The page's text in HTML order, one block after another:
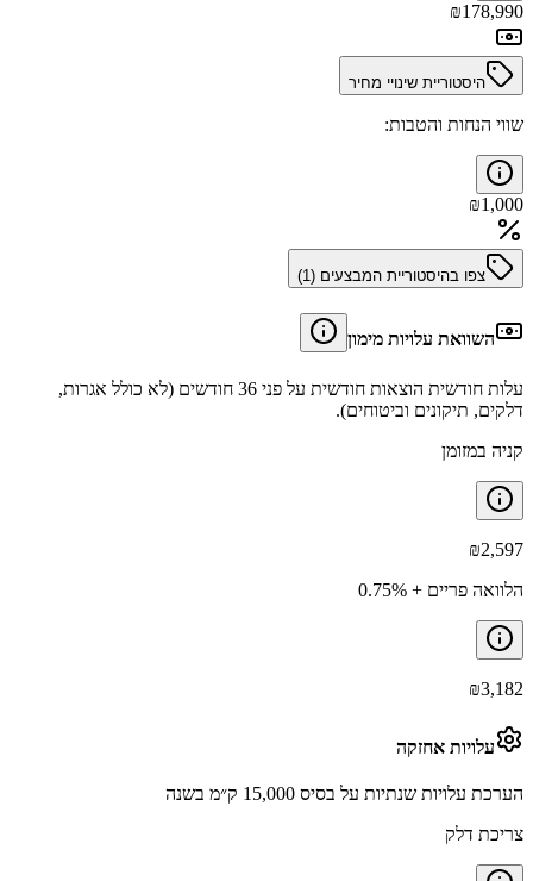
₪178,990
היסטוריית שינויי מחיר
שווי הנחות והטבות:
₪1,000
צפו בהיסטוריית המבצעים (1
)
השוואת עלויות מימון
עלות חודשית הוצאות חודשית על פני 36 חודשים (לא כולל אגרות,
דלקים, תיקונים וביטוחים).
קניה במזומן
₪2,597
הלוואה פריים + 0.75%
₪3,182
עלויות אחזקה
הערכת עלויות שנתיות על בסיס 15,000 ק״מ בשנה
צריכת דלק